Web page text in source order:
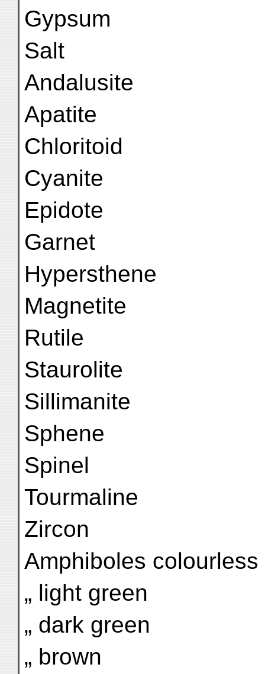
Gypsum
Salt
Andalusite
Apatite
Chloritoid
Cyanite
Epidote
Garnet
Hypersthene
Magnetite
Rutile
Staurolite
Sillimanite
Sphene
Spinel
Tourmaline
Zircon
Amphiboles colourless
„ light green
„ dark green
„ brown